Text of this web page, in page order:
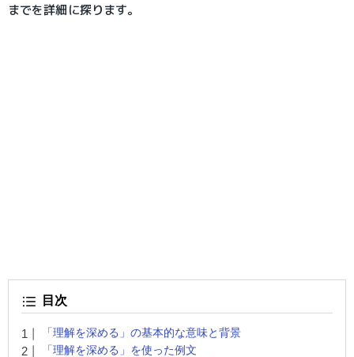
までを詳細に探ります。
目次
「理解を深める」の基本的な意味と背景
「理解を深める」を使った例文